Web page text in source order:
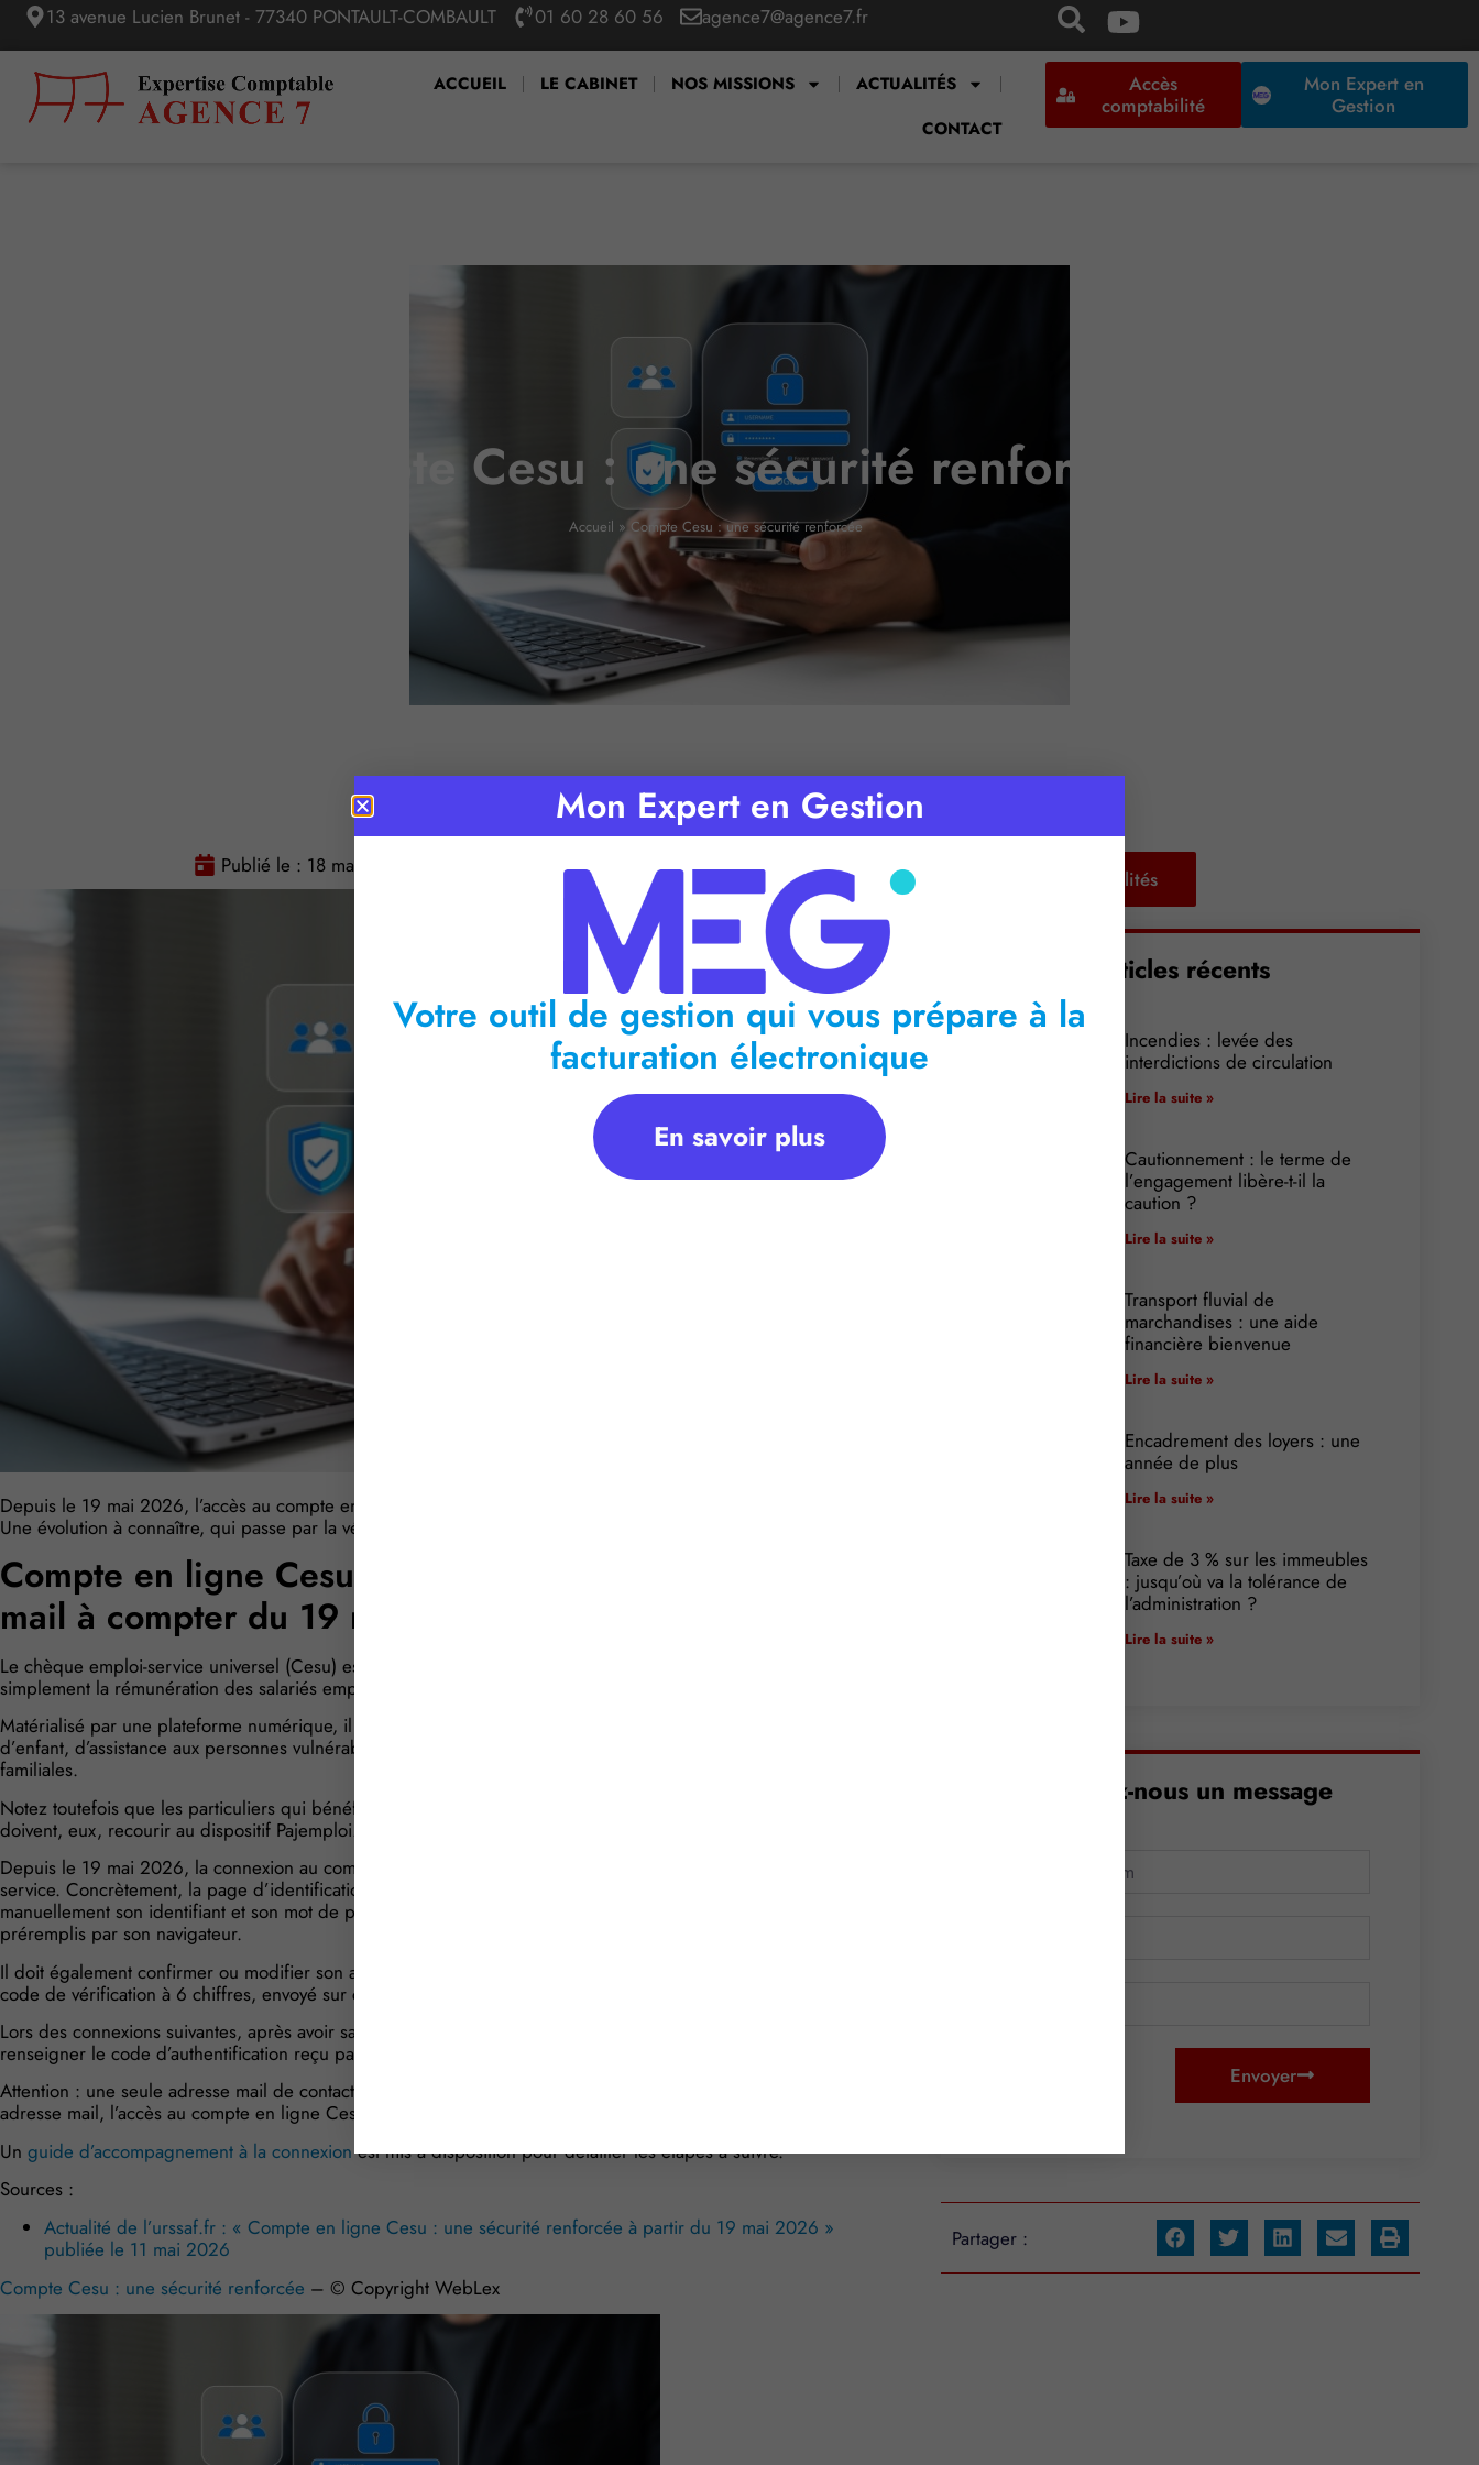
13 avenue Lucien Brunet - 77340 PONTAULT-COMBAULT 01 60 28 60 56 agence7@agence7.fr
ACCUEIL LE CABINET NOS MISSIONS
ACTUALITÉS
CONTACT
Accès
comptabilité
Mon Expert en
Gestion
Compte Cesu : une sécurité renforcée
Accueil »Compte Cesu : une sécurité renforcée
Publié le : 18 mai 2026 Temps de lecture : minutes
Depuis le 19 mai 2026, l’accès au compte en ligne Cesu passera par une double authentification par mail.
Une évolution à connaître, qui passe par la vérification de l’adresse mail de contact associée au compte.
Compte en ligne Cesu : double authentification par
mail à compter du 19 mai 2026
Le chèque emploi-service universel (Cesu) est un dispositif qui permet à un particulier employeur de déclarer
simplement la rémunération des salariés employés dans le cadre d’activités de services à la personne.
Matérialisé par une plateforme numérique, il peut notamment être utilisé pour déclarer des activités de garde
d’enfant, d’assistance aux personnes vulnérables ou encore des services liés aux tâches ménagères ou
familiales.
Notez toutefois que les particuliers qui bénéficient d’une aide de la CAF ou de la MSA pour la garde d’enfant
doivent, eux, recourir au dispositif Pajemploi.
Depuis le 19 mai 2026, la connexion au compte en ligne Cesu a évolué afin de renforcer la sécurité du
service. Concrètement, la page d’identification change : lors de sa connexion, l’utilisateur est amené à saisir
manuellement son identifiant et son mot de passe habituels, notamment si ceux-ci ne sont pas automatiquement
préremplis par son navigateur.
Il doit également confirmer ou modifier son adresse mail de contact. Cette validation se fait au moyen d’un
code de vérification à 6 chiffres, envoyé sur cette adresse mail.
Lors des connexions suivantes, après avoir saisi son identifiant et son mot de passe, l’utilisateur devra
renseigner le code d’authentification reçu par mail.
Attention : une seule adresse mail de contact doit être renseignée pour recevoir ce code. Sans accès à cette
adresse mail, l’accès au compte en ligne Cesu ne sera pas possible.
Un guide d’accompagnement à la connexionest mis à disposition pour détailler les étapes à suivre.
Sources :
Actualité de l’urssaf.fr : « Compte en ligne Cesu : une sécurité renforcée à partir du 19 mai 2026 »
publiée le 11 mai 2026
Compte Cesu : une sécurité renforcée – © Copyright WebLex
Retour aux actualités
Articles récents
Incendies : levée des
interdictions de circulation
Lire la suite »
Cautionnement : le terme de
l’engagement libère-t-il la
caution ?
Lire la suite »
Transport fluvial de
marchandises : une aide
financière bienvenue
Lire la suite »
Encadrement des loyers : une
année de plus
Lire la suite »
Taxe de 3 % sur les immeubles
: jusqu’où va la tolérance de
l’administration ?
Lire la suite »
Envoyez-nous un message
Envoyer
Partager :
Mon Expert en Gestion
Votre outil de gestion qui vous prépare à la
facturation électronique
En savoir plus